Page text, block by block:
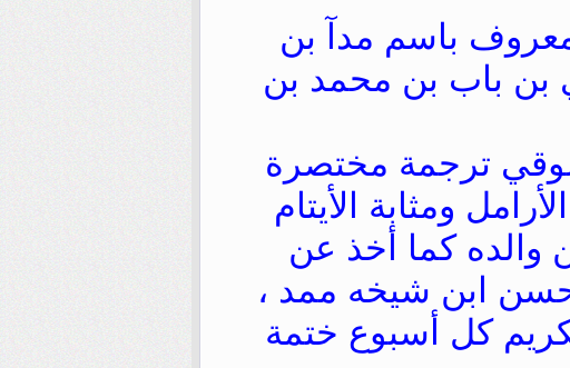
باسم مدآ بن
بن باب بن محمد بن
ترجمة مختصرة
1929م وهو مأوى الأرامل ومثابة الأيتام
والده كما أخذ عن
ابن شيخه ممد ،
كل أسبوع ختمة